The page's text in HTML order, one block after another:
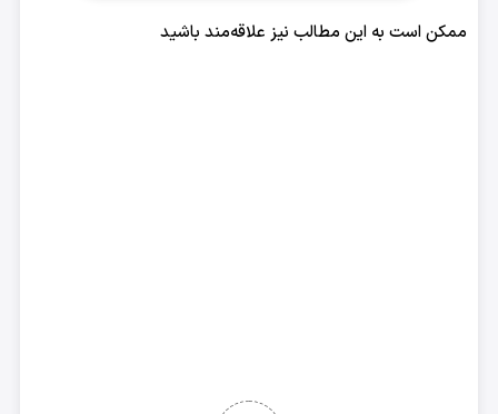
شما*
ممکن است به این مطالب نیز علاقه‌مند باشید